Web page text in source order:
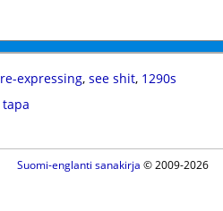
re-expressing, see shit, 1290s
tapa
Suomi-englanti sanakirja © 2009-2026